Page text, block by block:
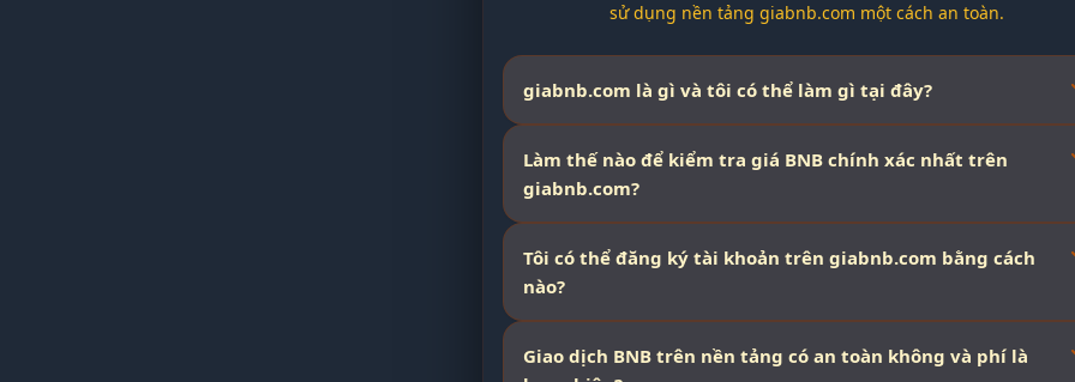
sử dụng nền tảng giabnb.com một cách an toàn.
giabnb.com là gì và tôi có thể làm gì tại đây?
Làm thế nào để kiểm tra giá BNB chính xác nhất trên
giabnb.com?
Tôi có thể đăng ký tài khoản trên giabnb.com bằng cách
nào?
Giao dịch BNB trên nền tảng có an toàn không và phí là